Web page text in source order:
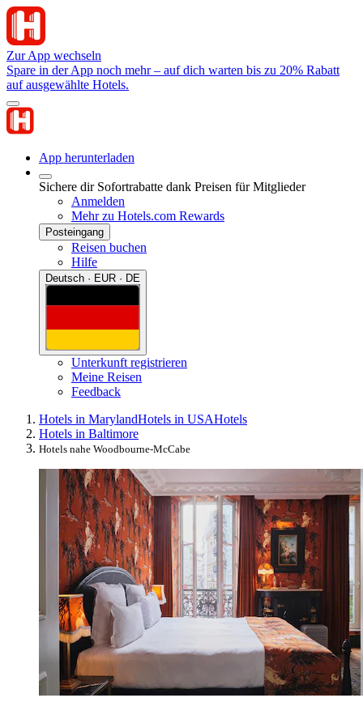
Zur App wechseln
Spare in der App noch mehr – auf dich warten bis zu 20% Rabatt
auf ausgewählte Hotels.
App herunterladen
Sichere dir Sofortrabatte dank Preisen für Mitglieder
Anmelden
Mehr zu Hotels.com Rewards
Posteingang
Reisen buchen
Hilfe
Deutsch · EUR · DE
Unterkunft registrieren
Meine Reisen
Feedback
Hotels in MarylandHotels in USAHotels
Hotels in Baltimore
Hotels nahe Woodbourne-McCabe